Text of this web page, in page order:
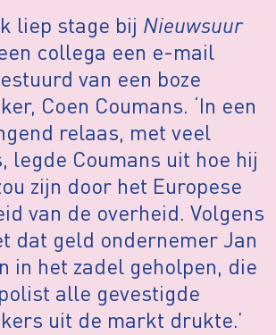
liep stage bij Nieuwsuur
collega een e-mail
van een boze
Coen Coumans. ‘In een
relaas, met veel
legde Coumans uit hoe hij
zijn door het Europese
van de overheid. Volgens
dat geld ondernemer Jan
in het zadel geholpen, die
alle gevestigde
uit de markt drukte.’